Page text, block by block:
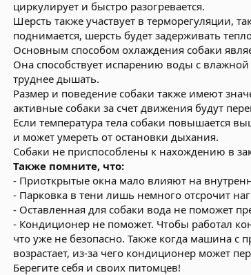
циркулирует и быстро разогревается.
Шерсть также участвует в терморегуляции,
поднимается, шерсть будет задерживать
Основным способом охлаждения собаки
Она способствует испарению воды с влажной
труднее дышать.
Размер и поведение собаки также имеют
активные собаки за счет движения будут
Если температура тела собаки повышается
и может умереть от остановки дыхания.
Собаки не приспособлены к нахождению в
Также помните, что:
- Приоткрытые окна мало влияют на
- Парковка в тени лишь немного отсрочит
- Оставленная для собаки вода не поможет
- Кондиционер не поможет. Чтобы работал
что уже не безопасно. Также когда машина с
возрастает, из-за чего кондиционер может
Берегите себя и своих питомцев!